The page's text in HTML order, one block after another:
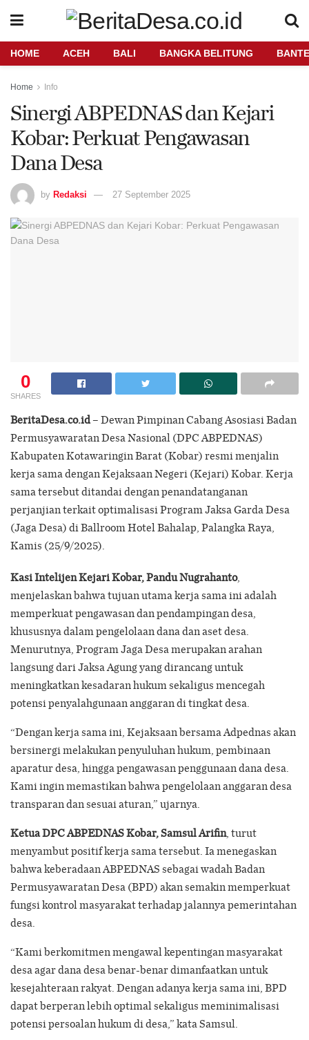
HOME ACEH BALI BANGKA BELITUNG
Home Info
Sinergi ABPEDNAS dan Kejari
Kobar: Perkuat Pengawasan
Dana Desa
by Redaksi 27 September 2025
0
SHARES
BeritaDesa.co.id– Dewan Pimpinan Cabang Asosiasi Badan
Permusyawaratan Desa Nasional (DPC ABPEDNAS)
Kabupaten Kotawaringin Barat (Kobar) resmi menjalin
kerja sama dengan Kejaksaan Negeri (Kejari) Kobar. Kerja
sama tersebut ditandai dengan penandatanganan
perjanjian terkait optimalisasi Program Jaksa Garda Desa
(Jaga Desa) di Ballroom Hotel Bahalap, Palangka Raya,
Kamis (25/9/2025).
Kasi Intelijen Kejari Kobar, Pandu Nugrahanto,
menjelaskan bahwa tujuan utama kerja sama ini adalah
memperkuat pengawasan dan pendampingan desa,
khususnya dalam pengelolaan dana dan aset desa.
Menurutnya, Program Jaga Desa merupakan arahan
langsung dari Jaksa Agung yang dirancang untuk
meningkatkan kesadaran hukum sekaligus mencegah
potensi penyalahgunaan anggaran di tingkat desa.
“Dengan kerja sama ini, Kejaksaan bersama Adpednas akan
bersinergi melakukan penyuluhan hukum, pembinaan
aparatur desa, hingga pengawasan penggunaan dana desa.
Kami ingin memastikan bahwa pengelolaan anggaran desa
transparan dan sesuai aturan,” ujarnya.
Ketua DPC ABPEDNAS Kobar, Samsul Arifin, turut
menyambut positif kerja sama tersebut. Ia menegaskan
bahwa keberadaan ABPEDNAS sebagai wadah Badan
Permusyawaratan Desa (BPD) akan semakin memperkuat
fungsi kontrol masyarakat terhadap jalannya pemerintahan
desa.
“Kami berkomitmen mengawal kepentingan masyarakat
desa agar dana desa benar-benar dimanfaatkan untuk
kesejahteraan rakyat. Dengan adanya kerja sama ini, BPD
dapat berperan lebih optimal sekaligus meminimalisasi
potensi persoalan hukum di desa,” kata Samsul.